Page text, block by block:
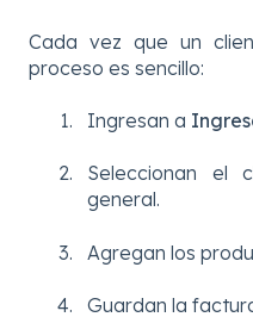
Cada vez que un
proceso es sencillo:
Ingresan a
Seleccionan el
general.
Agregan los
Guardan la